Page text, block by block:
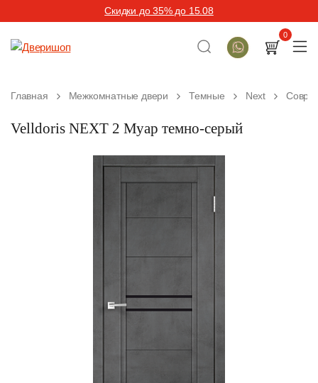
Скидки до 35% до 15.08
0
Главная Межкомнатные двери Темные Next
Velldoris NEXT 2 Муар темно-серый